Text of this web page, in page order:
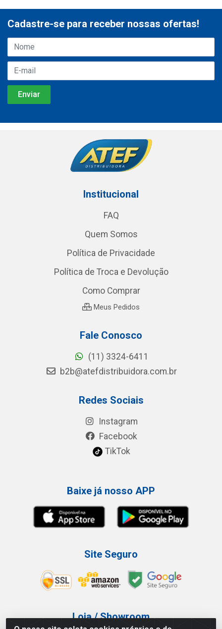
Cadastre-se para receber nossas ofertas!
Institucional
FAQ
Quem Somos
Política de Privacidade
Política de Troca e Devolução
Como Comprar
Meus Pedidos
Fale Conosco
(11) 3324-6411
b2b@atefdistribuidora.com.br
Redes Sociais
Instagram
Facebook
TikTok
Baixe já nosso APP
Site Seguro
Loja / Showroom